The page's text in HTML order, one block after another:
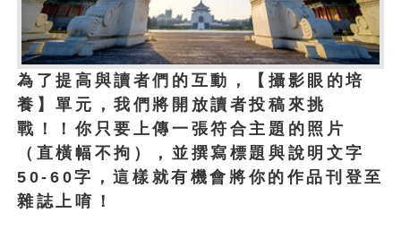
為了提高與讀者們的互動，【攝影眼的培
養】單元，我們將開放讀者投稿來挑
戰！！你只要上傳一張符合主題的照片
（直橫幅不拘），並撰寫標題與說明文字
50-60字，這樣就有機會將你的作品刊登至
雜誌上唷！